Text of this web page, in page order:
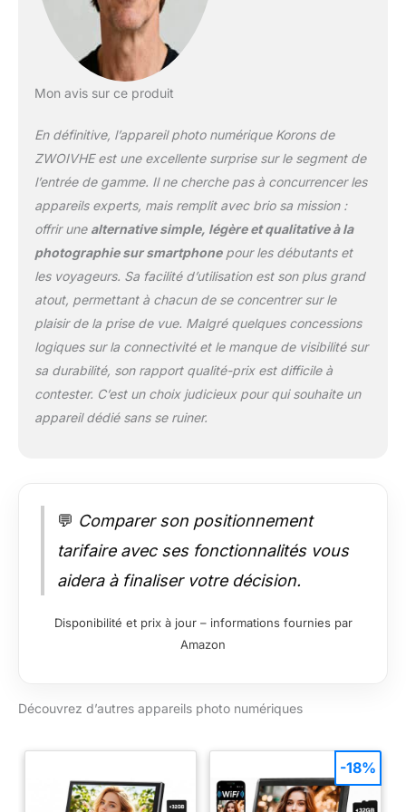
Mon avis sur ce produit
En définitive, l’appareil photo numérique Korons de
ZWOIVHE est une excellente surprise sur le segment de
l’entrée de gamme. Il ne cherche pas à concurrencer les
appareils experts, mais remplit avec brio sa mission :
offrir une alternative simple, légère et qualitative à la
photographie sur smartphonepour les débutants et
les voyageurs. Sa facilité d’utilisation est son plus grand
atout, permettant à chacun de se concentrer sur le
plaisir de la prise de vue. Malgré quelques concessions
logiques sur la connectivité et le manque de visibilité sur
sa durabilité, son rapport qualité-prix est difficile à
contester. C’est un choix judicieux pour qui souhaite un
appareil dédié sans se ruiner.
💬 Comparer son positionnement
tarifaire avec ses fonctionnalités vous
aidera à finaliser votre décision.
Disponibilité et prix à jour – informations fournies par
Amazon
Découvrez d’autres appareils photo numériques
-18%